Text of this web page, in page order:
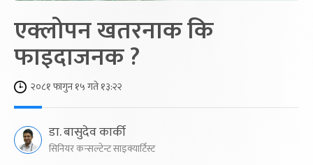
एक्लोपन खतरनाक कि
फाइदाजनक ?
२०८१ फागुन १५ गते १३:२२
डा. बासुदेव कार्की
सिनियर कन्सल्टेन्ट साइक्यार्टिस्ट